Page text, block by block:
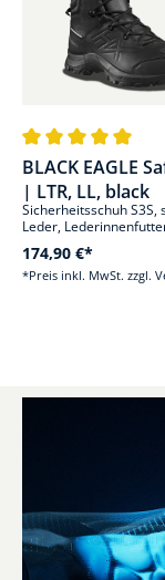
Durchschnittliche
BLACK EAGLE
| LTR, LL, black
Sicherheitsschuh S3S,
Leder,
174,90 €*
*Preis inkl. MwSt. zzgl.